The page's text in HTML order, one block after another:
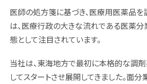
医師の処方箋に基づき、医療用医薬品
は、医療行政の大きな流れである医薬
態として注目されています。
当社は、東海地方で最初に本格的な調
してスタートさせ展開してきました。面